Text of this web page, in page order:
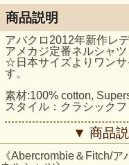
商品説明
アバクロ2012年新作レ
アメカジ定番ネルシャツ
☆日本サイズよりワンサ
す。
素材:100% cotton,
スタイル：クラシックフ
アバクロ/レディースシ
着丈：約62cm（襟下よ
身幅：約44cm（脇下よ
▼ 商品
《Abercrombie＆Fitch/